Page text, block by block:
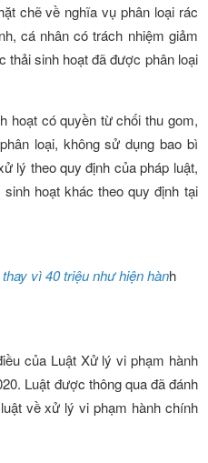
chẽ về nghĩa vụ phân loại rác
cá nhân có trách nhiệm giảm
thải sinh hoạt đã được phân loại
hoạt có quyền từ chối thu gom,
loại, không sử dụng bao bì
lý theo quy định của pháp luật,
hoạt khác theo quy định tại
vì 40 triệu như hiện hành
của Luật Xử lý vi phạm hành
Luật được thông qua đã đánh
về xử lý vi phạm hành chính